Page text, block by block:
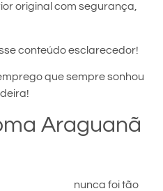
original com segurança,
conteúdo esclarecedor!
que sempre sonhou
Araguanã
nunca foi tão